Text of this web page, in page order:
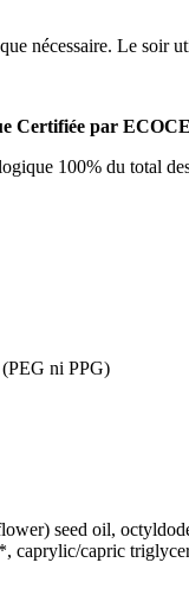
nécessaire. Le soir
Certifiée par
100% du total
(PEG ni PPG)
seed oil,
caprylic/capric